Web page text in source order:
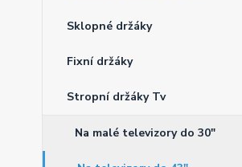
Sklopné držáky
Fixní držáky
Stropní držáky Tv
Na malé televizory do 30"